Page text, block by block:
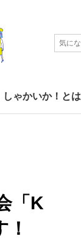
しゃかいか！とは
「K